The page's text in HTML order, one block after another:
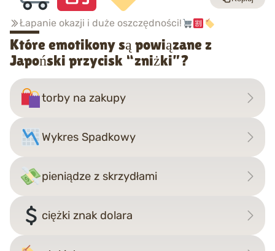
Łapanie okazji i duże oszczędności!
Które emotikony są powiązane z
Japoński przycisk “zniżki”?
torby na zakupy
Wykres Spadkowy
pieniądze z skrzydłami
ciężki znak dolara